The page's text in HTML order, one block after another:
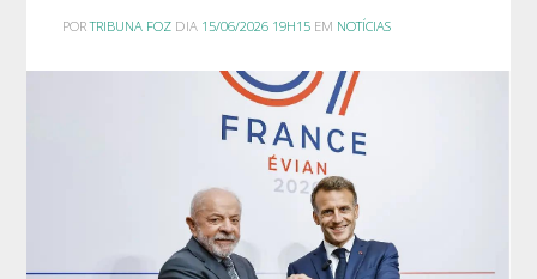
PORTRIBUNA FOZ DIA 15/06/2026 19H15 EM NOTÍCIAS